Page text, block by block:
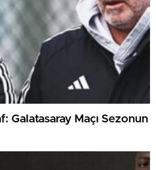
Galatasaray Maçı Sezonun